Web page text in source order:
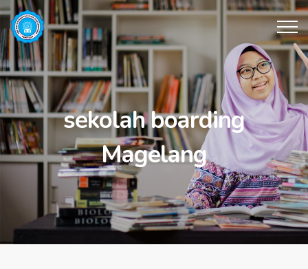
sekolah boarding
Magelang